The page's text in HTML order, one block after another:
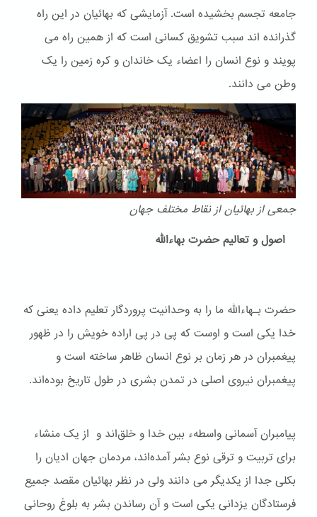
جامعه تجسم بخشیده است. آزمایشی که بهائیان در این راه
گذرانده اند سبب تشویق کسانی است که از همین راه می
پویند و نوع انسان را اعضاء یک خاندان و کره زمین را یک
وطن می دانند.
جمعی از بهائیان از نقاط مختلف جهان
اصول و تعالیم حضرت بهاءالله
حضرت بـهاءالله ما را به وحدانیت پروردگار تعلیم داده یعنی که
خدا یکی است و اوست که پی در پی اراده خویش را در ظهور
پیغمبران در هر زمان بر نوع انسان ظاهر ساخته است و
پیغمبران نیروی اصلی در تمدن بشری در طول تاریخ بوده‌اند.
پیامبران آسمانی واسطهء بین خدا و خلق‌اند و از یک منشاء
برای تربیت و ترقی نوع بشر آمده‌اند، مردمان جهان ادیان را
بکلی جدا از یکدیگر می دانند ولی در نظر بهائیان مقصد جمیع
فرستادگان یزدانی یکی است و آن رساندن بشر به بلوغ روحانی